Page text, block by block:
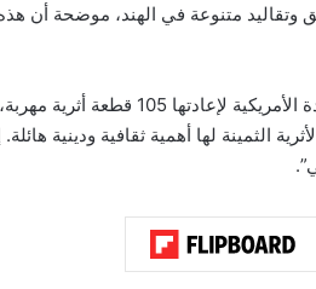
وتقاليد متنوعة في الهند، موضحة أن هذه
بدوره، شكر رئيس الوزراء الهندي ناريندرا مودي،
الثمينة لها أهمية ثقافية ودينية